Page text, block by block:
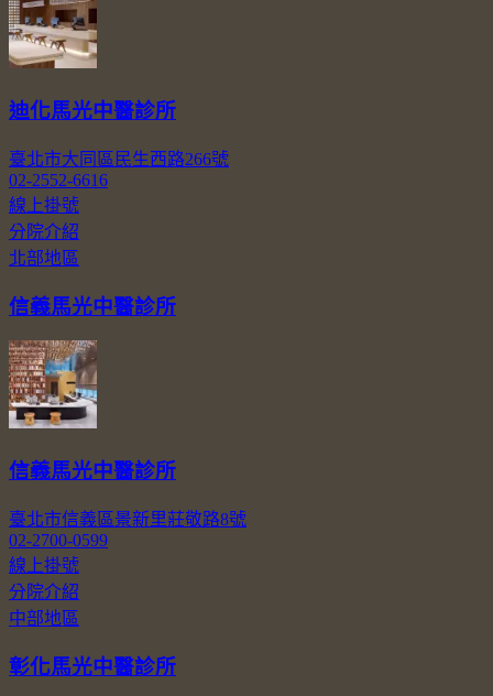
迪化馬光中醫診所
臺北市大同區民生西路266號
02-2552-6616
線上掛號
分院介紹
北部地區
信義馬光中醫診所
信義馬光中醫診所
臺北市信義區景新里莊敬路8號
02-2700-0599
線上掛號
分院介紹
中部地區
彰化馬光中醫診所